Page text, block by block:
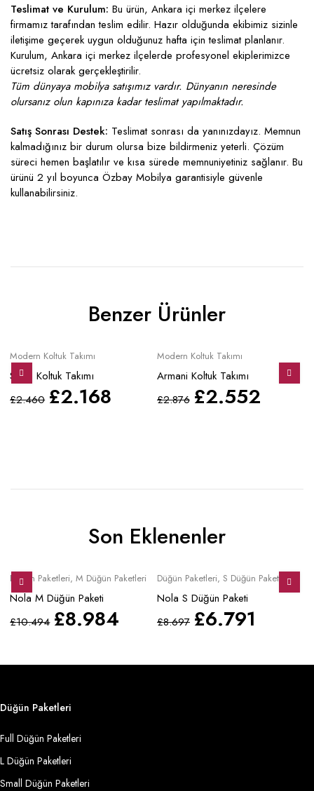
Teslimat ve Kurulum: Bu ürün, Ankara içi merkez ilçelere
firmamız tarafından teslim edilir. Hazır olduğunda ekibimiz sizinle
iletişime geçerek uygun olduğunuz hafta için teslimat planlanır.
Kurulum, Ankara içi merkez ilçelerde profesyonel ekiplerimizce
ücretsiz olarak gerçekleştirilir.
Tüm dünyaya mobilya satışımız vardır. Dünyanın neresinde
olursanız olun kapınıza kadar teslimat yapılmaktadır.
Satış Sonrası Destek: Teslimat sonrası da yanınızdayız. Memnun
kalmadığınız bir durum olursa bize bildirmeniz yeterli. Çözüm
süreci hemen başlatılır ve kısa sürede memnuniyetiniz sağlanır. Bu
ürünü 2 yıl boyunca Özbay Mobilya garantisiyle güvenle
kullanabilirsiniz.
Benzer Ürünler
Modern Koltuk Takımı
Stella Koltuk Takımı
£2.460 £2.168
Modern Koltuk Takımı
Armani Koltuk Takımı
£2.876 £2.552
Son Eklenenler
Sale
Düğün Paketleri,M Düğün Paketleri
Nola M Düğün Paketi
£10.494 £8.984
Düğün Paketleri,S Düğün Paketleri
Nola S Düğün Paketi
£8.697 £6.791
Düğün Paketleri
Full Düğün Paketleri
L Düğün Paketleri
Small Düğün Paketleri